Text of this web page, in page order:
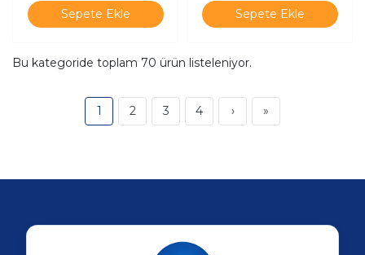
Sepete Ekle Sepete Ekle
Bu kategoride toplam 70 ürün listeleniyor.
1 2 3 4 › »